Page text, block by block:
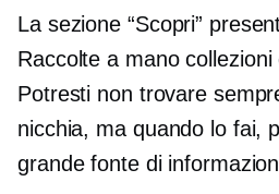
La sezione “Scopri”
Raccolte a manocollezioni
Potresti non trovare
nicchia, ma quando lo fai,
grande fonte di